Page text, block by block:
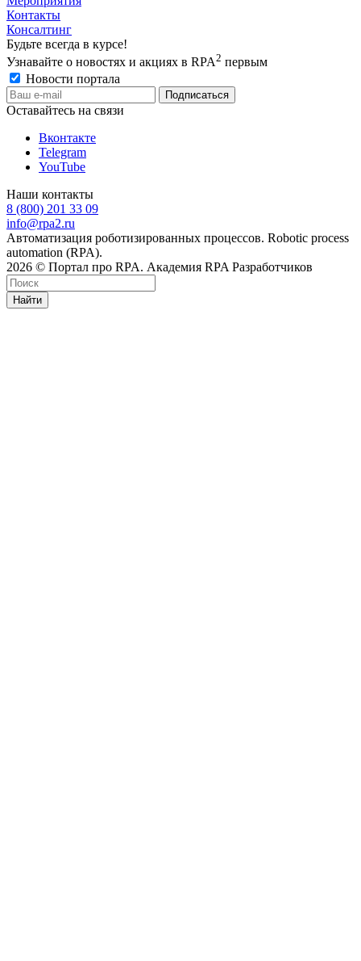
Контакты
Консалтинг
Будьте всегда в курсе!
Узнавайте о новостях и акциях в RPA2 первым
Новости портала
Оставайтесь на связи
Вконтакте
Telegram
YouTube
Наши контакты
8 (800) 201 33 09
info@rpa2.ru
Автоматизация роботизированных процессов. Robotic process
automation (RPA).
2026 © Портал про RPA. Академия RPA Разработчиков
Найти